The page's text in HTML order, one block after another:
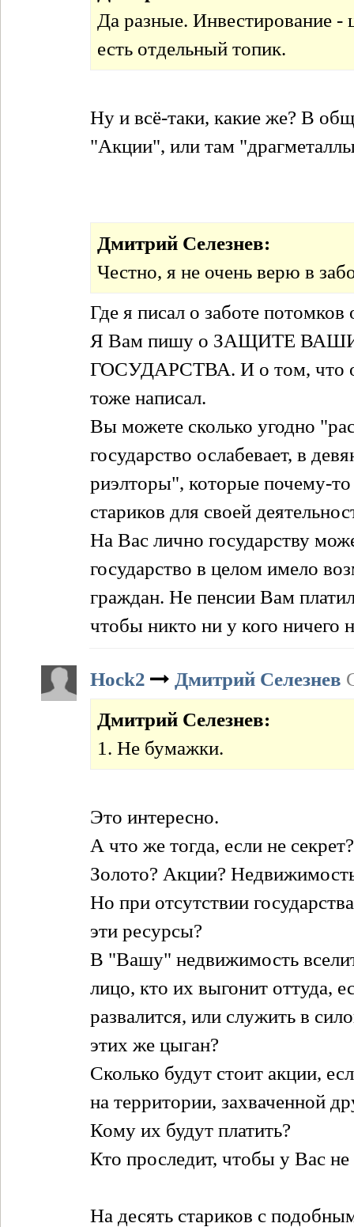
Да разные. Инвестирование -
есть отдельный топик.
Ну и всё-таки, какие же? В
"Акции", или там
Дмитрий Селезнев:
Честно, я не очень верю в
Где я писал о заботе
Я Вам пишу о ЗАЩИТЕ
ГОСУДАРСТВА. И о том, что
тоже написал.
Вы можете сколько угодно
государство ослабевает, в
риэлторы", которые почему-
стариков для своей
На Вас лично государству
государство в целом имело
граждан. Не пенсии Вам
чтобы никто ни у кого ничего
Hock2 Дмитрий Селезнев
Дмитрий Селезнев:
1. Не бумажки.
Это интересно.
А что же тогда, если не секрет?
Золото? Акции?
Но при отсутствии
эти ресурсы?
В "Вашу" недвижимость
лицо, кто их выгонит оттуда,
развалится, или служить в
этих же цыган?
Сколько будут стоит акции,
на территории, захваченной
Кому их будут платить?
Кто проследит, чтобы у Вас не
На десять стариков с